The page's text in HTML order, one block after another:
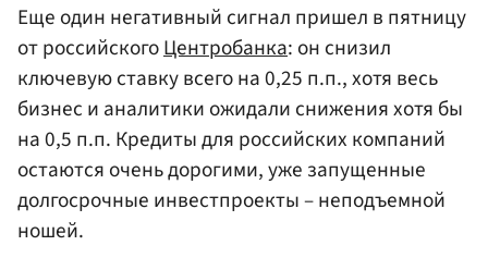
Еще один негативный сигнал пришел в пятницу
от российскогоЦентробанка: он снизил
ключевую ставку всего на 0,25 п.п., хотя весь
бизнес и аналитики ожидали снижения хотя бы
на 0,5 п.п. Кредиты для российских компаний
остаются очень дорогими, уже запущенные
долгосрочные инвестпроекты – неподъемной
ношей.